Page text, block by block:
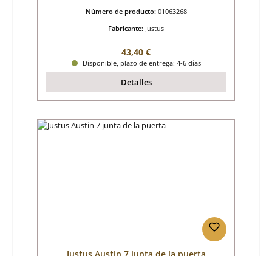
Número de producto: 01063268
Fabricante: Justus
Precio normal:
43,40 €
Disponible, plazo de entrega: 4-6 días
Detalles